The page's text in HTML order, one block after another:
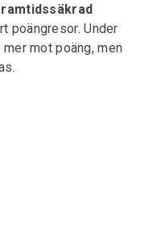
poängresor. Under
mot poäng, men